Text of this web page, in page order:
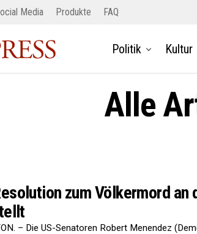
Media Produkte FAQ
Politik Kultur
Alle
zum Völkermord an
– Die US-Senatoren Robert Menendez